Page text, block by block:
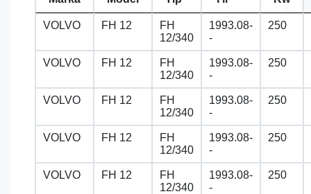
VOLVO FH 12
FH
12/340
1993.08-
-
250
VOLVO FH 12
FH
12/340
1993.08-
-
250
VOLVO FH 12
FH
12/340
1993.08-
-
250
VOLVO FH 12
FH
12/340
1993.08-
-
250
VOLVO FH 12
FH
12/340
1993.08-
-
250